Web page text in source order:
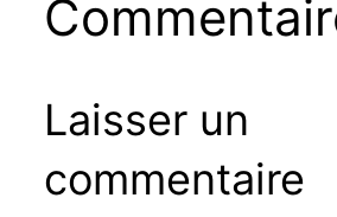
Laisser un
commentaire